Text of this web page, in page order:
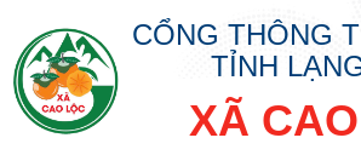
CỔNG THÔNG
TỈNH
XÃ